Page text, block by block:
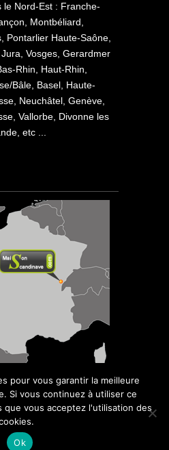
le Nord-Est : Franche-
Montbéliard,
Pontarlier Haute-Saône,
Vosges, Gerardmer
Rhin, Haut-Rhin,
Bâle, Basel, Haute-
Neuchâtel, Genève,
Vallorbe, Divonne les
etc ...
réservés | Site réalisé
pour vous garantir la meilleure
Si vous continuez à utiliser ce
que vous acceptez l'utilisation des
Ok